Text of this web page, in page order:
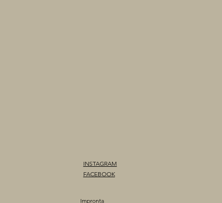
INSTAGRAM
FACEBOOK
Impronta